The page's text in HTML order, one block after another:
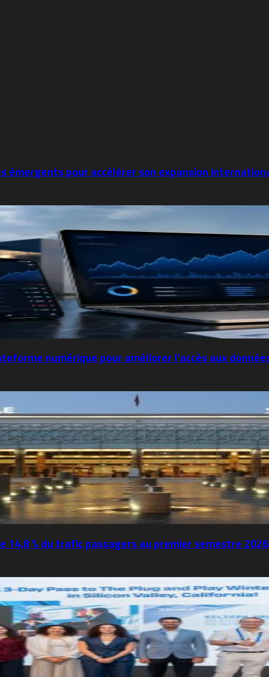
émergents pour accélérer son expansion
numérique pour améliorer l’accès aux
% du trafic passagers au premier semestre 2026